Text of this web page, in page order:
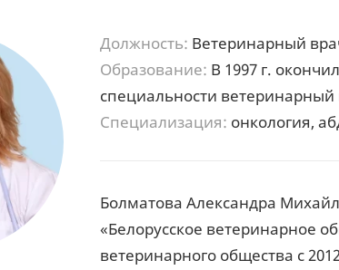
Должность: Ветеринарный
Образование: В 1997 г.
специальности ветеринарный
Специализация: онкология,
Болматова Александра
«Белорусское ветеринарное
ветеринарного общества с